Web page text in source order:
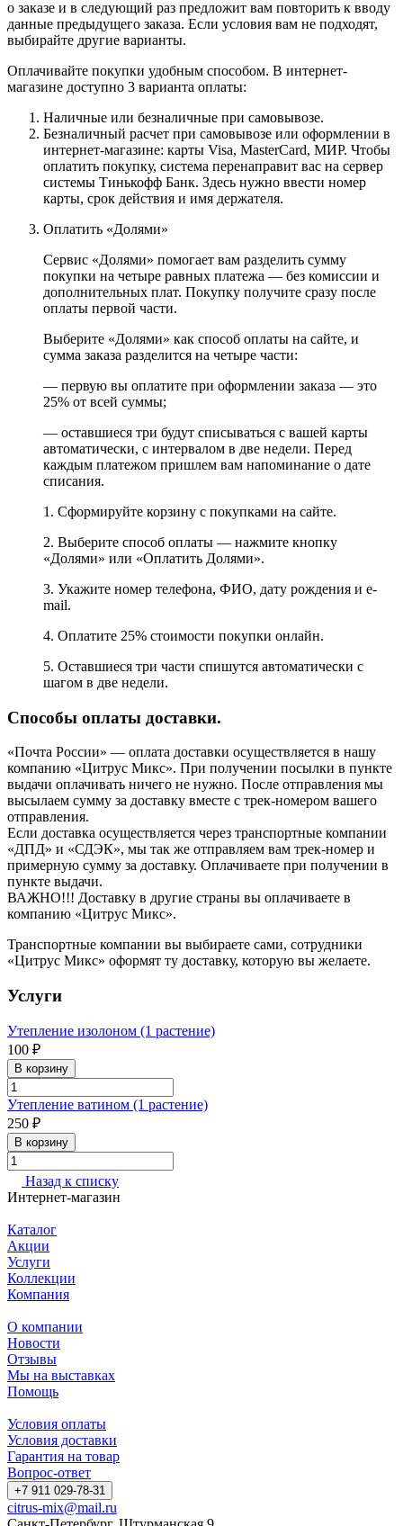
о заказе и в следующий раз предложит вам повторить к вводу
данные предыдущего заказа. Если условия вам не подходят,
выбирайте другие варианты.
Оплачивайте покупки удобным способом. В интернет-
магазине доступно 3 варианта оплаты:
Наличные или безналичные при самовывозе.
Безналичный расчет при самовывозе или оформлении в
интернет-магазине: карты Visa, MasterCard, МИР. Чтобы
оплатить покупку, система перенаправит вас на сервер
системы Тинькофф Банк. Здесь нужно ввести номер
карты, срок действия и имя держателя.
Оплатить «Долями»
Сервис «Долями» помогает вам разделить сумму
покупки на четыре равных платежа — без комиссии и
дополнительных плат. Покупку получите сразу после
оплаты первой части.
Выберите «Долями» как способ оплаты на сайте, и
сумма заказа разделится на четыре части:
— первую вы оплатите при оформлении заказа — это
25% от всей суммы;
— оставшиеся три будут списываться с вашей карты
автоматически, с интервалом в две недели. Перед
каждым платежом пришлем вам напоминание о дате
списания.
1. Сформируйте корзину с покупками на сайте.
2. Выберите способ оплаты — нажмите кнопку
«Долями» или «Оплатить Долями».
3. Укажите номер телефона, ФИО, дату рождения и e-
mail.
4. Оплатите 25% стоимости покупки онлайн.
5. Оставшиеся три части спишутся автоматически с
шагом в две недели.
Способы оплаты доставки.
«Почта России» — оплата доставки осуществляется в нашу
компанию «Цитрус Микс». При получении посылки в пункте
выдачи оплачивать ничего не нужно. После отправления мы
высылаем сумму за доставку вместе с трек-номером вашего
отправления.
Если доставка осуществляется через транспортные компании
«ДПД» и «СДЭК», мы так же отправляем вам трек-номер и
примерную сумму за доставку. Оплачиваете при получении в
пункте выдачи.
ВАЖНО!!! Доставку в другие страны вы оплачиваете в
компанию «Цитрус Микс».
Транспортные компании вы выбираете сами, сотрудники
«Цитрус Микс» оформят ту доставку, которую вы желаете.
Услуги
Утепление изолоном (1 растение)
100 ₽
В корзину
Утепление ватином (1 растение)
250 ₽
В корзину
Назад к списку
Интернет-магазин
Каталог
Акции
Услуги
Коллекции
Компания
О компании
Новости
Отзывы
Мы на выставках
Помощь
Условия оплаты
Условия доставки
Гарантия на товар
Вопрос-ответ
+7 911 029-78-31
citrus-mix@mail.ru